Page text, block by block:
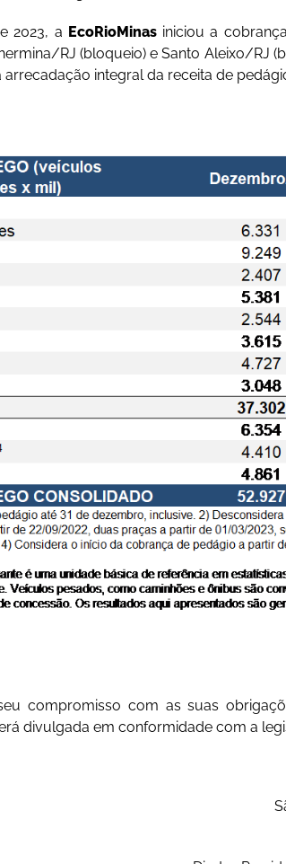
2023, a EcoRioMinasiniciou a
RJ (bloqueio) e Santo Aleixo/RJ
arrecadação integral da receita de
compromisso com as suas
divulgada em conformidade com a